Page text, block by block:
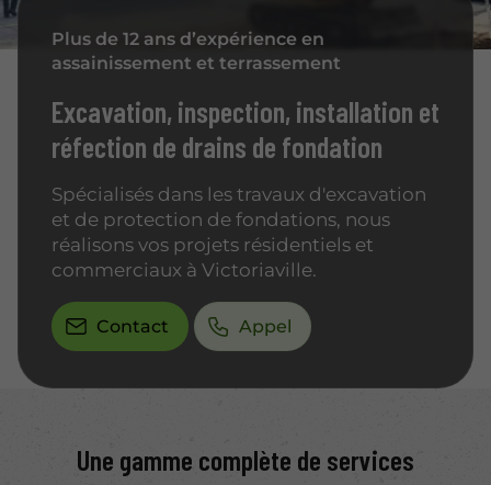
Plus de 12 ans d’expérience en
assainissement et terrassement
Excavation, inspection, installation et
réfection de drains de fondation
Spécialisés dans les travaux d'excavation
et de protection de fondations, nous
réalisons vos projets résidentiels et
commerciaux à Victoriaville.
Contact Appel
Une gamme complète de services